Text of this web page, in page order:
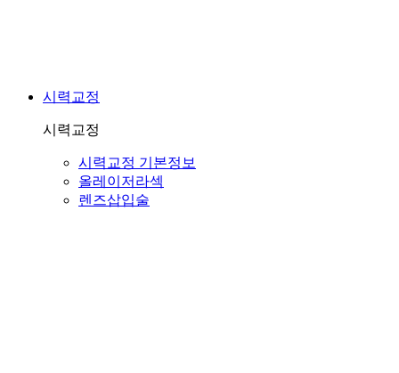
시력교정
시력교정
시력교정 기본정보
올레이저라섹
렌즈삽입술